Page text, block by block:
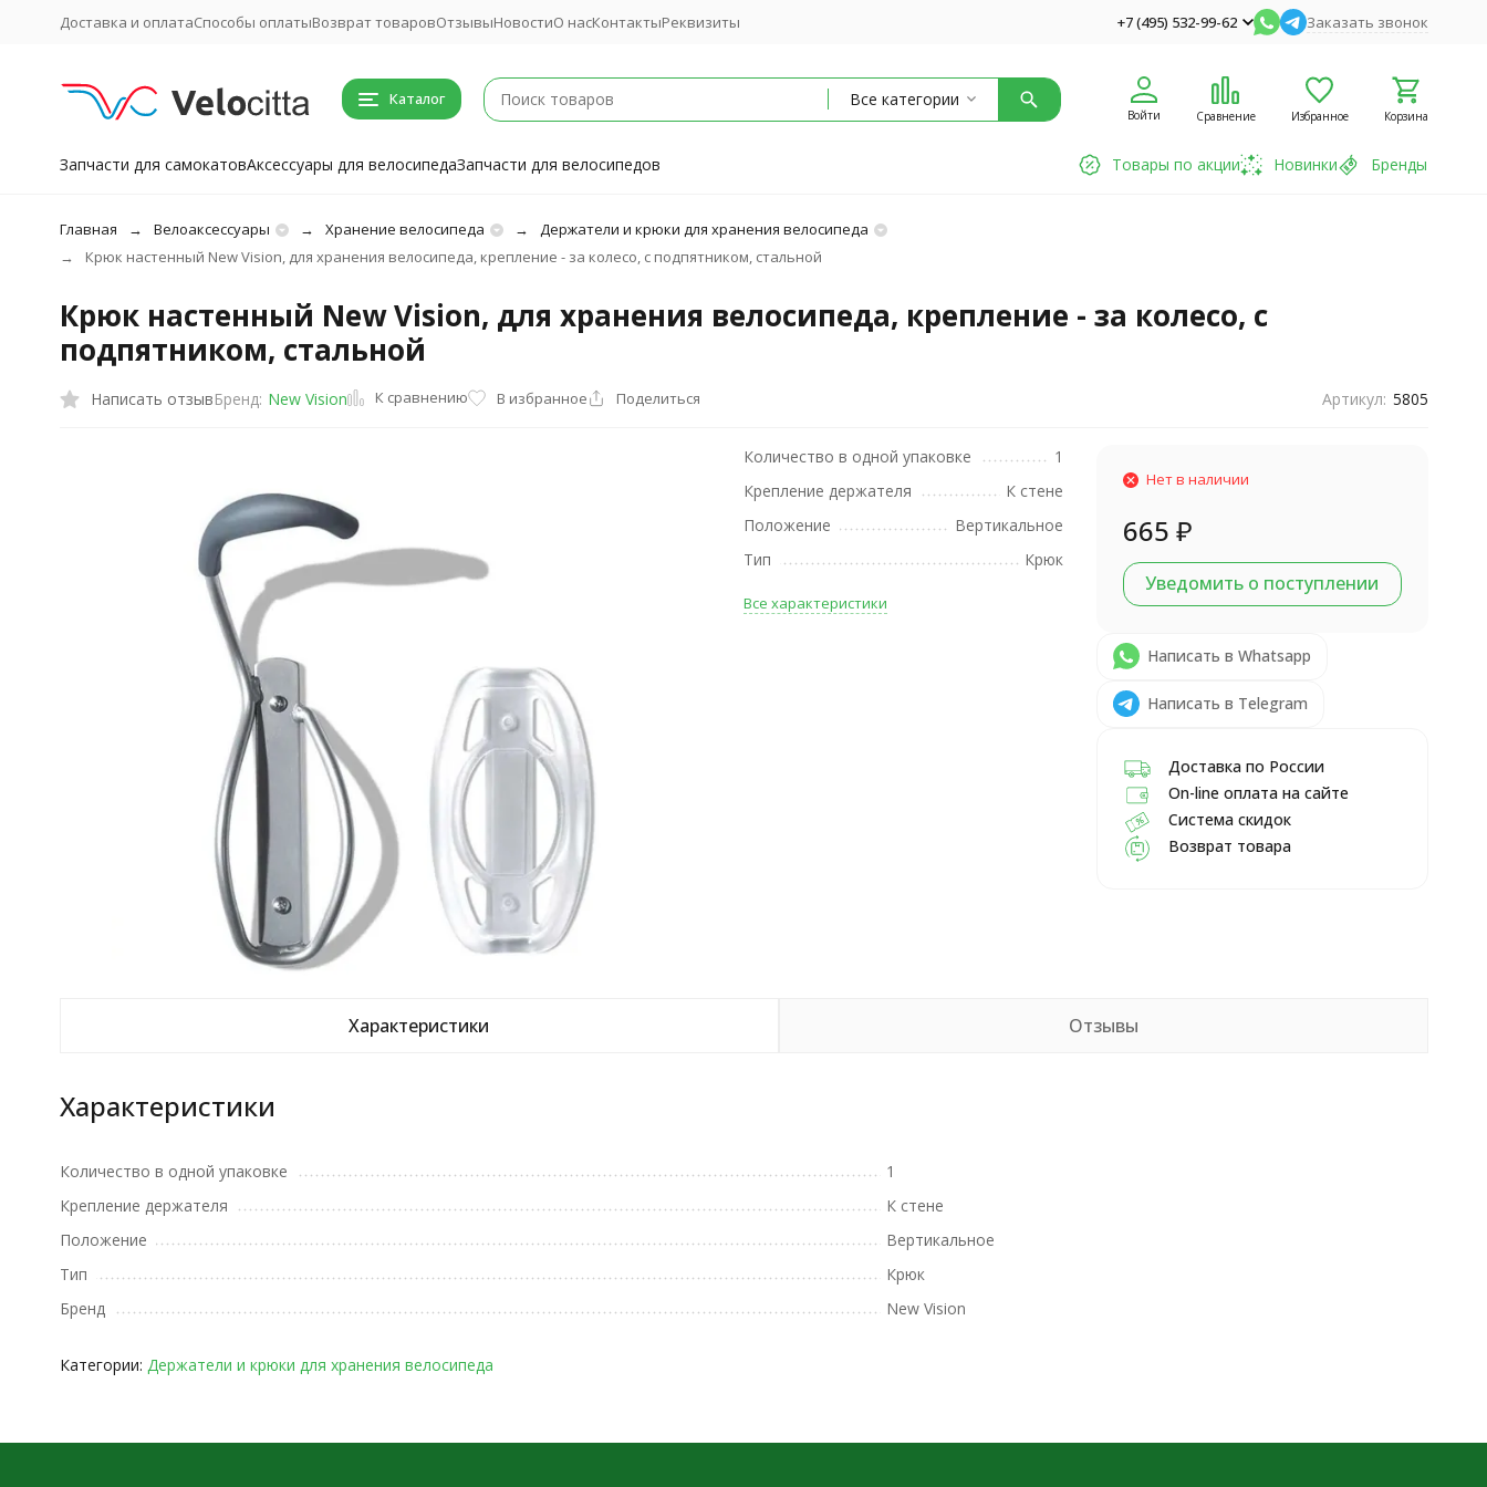
Доставка и оплатаСпособы оплатыВозврат товаровОтзывыНовостиО насКонтактыРеквизиты +7 (495) 532-99-62 Заказать звонок
Каталог Все категории
Войти Сравнение Избранное Корзина
Запчасти для самокатовАксессуары для велосипедаЗапчасти для велосипедов Товары по акции Новинки Бренды
Главная Велоаксессуары Хранение велосипеда
Держатели и крюки для хранения велосипеда
Крюк настенный New Vision, для хранения велосипеда, крепление - за колесо, с подпятником, стальной
Крюк настенный New Vision, для хранения велосипеда, крепление - за колесо, с
подпятником, стальной
Написать отзывБренд: New Vision К сравнению В избранное Поделиться Артикул: 5805
Количество в одной упаковке
1
Крепление держателя
К стене
Положение
Вертикальное
Тип
Крюк
Все характеристики
Нет в наличии
665 ₽
Уведомить о поступлении
Написать в Whatsapp
Написать в Telegram
Доставка по России
On-line оплата на сайте
Система скидок
Возврат товара
Характеристики Отзывы
Характеристики
Количество в одной упаковке
1
Крепление держателя
К стене
Положение
Вертикальное
Тип
Крюк
Бренд
New Vision
Категории: Держатели и крюки для хранения велосипеда